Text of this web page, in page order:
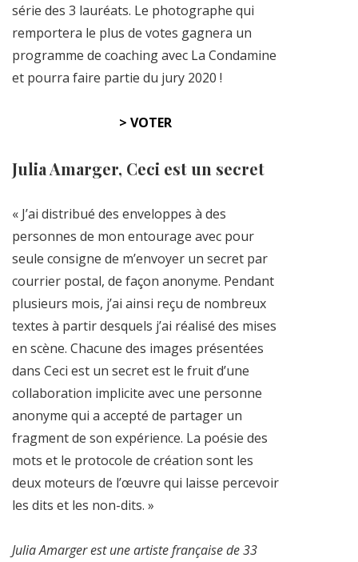
série des 3 lauréats. Le photographe qui
remportera le plus de votes gagnera un
programme de coaching avec La Condamine
et pourra faire partie du jury 2020 !
> VOTER
Julia Amarger, Ceci est un secret
« J’ai distribué des enveloppes à des
personnes de mon entourage avec pour
seule consigne de m’envoyer un secret par
courrier postal, de façon anonyme. Pendant
plusieurs mois, j’ai ainsi reçu de nombreux
textes à partir desquels j’ai réalisé des mises
en scène. Chacune des images présentées
dans Ceci est un secret est le fruit d’une
collaboration implicite avec une personne
anonyme qui a accepté de partager un
fragment de son expérience. La poésie des
mots et le protocole de création sont les
deux moteurs de l’œuvre qui laisse percevoir
les dits et les non-dits. »
Julia Amarger est une artiste française de 33